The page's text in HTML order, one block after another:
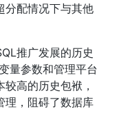
分配情况下与其他
推广发展的历史
量参数和管理平台
高的历史包袱，
理，阻碍了数据库